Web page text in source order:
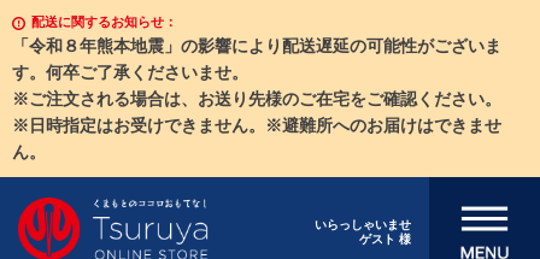
配送に関するお知らせ：
「令和８年熊本地震」の影響により配送遅延の可能性がございま
す。何卒ご了承くださいませ。
※ご注文される場合は、お送り先様のご在宅をご確認ください。
※日時指定はお受けできません。※避難所へのお届けはできませ
ん。
いらっしゃいませ
ゲスト 様
メニューを開